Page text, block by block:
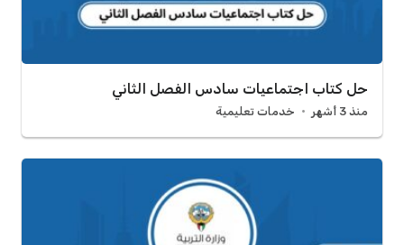
حل كتاب اجتماعيات سادس الفصل الثاني
منذ 3 أشهر خدمات تعليمية